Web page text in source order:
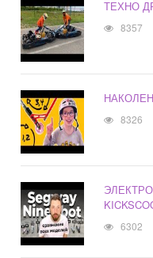
ТЕХНО
8357
8326
6302